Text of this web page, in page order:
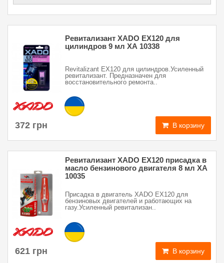
Ревитализант XADO EX120 для
цилиндров 9 мл ХА 10338
Revitalizant EX120 для цилиндров.Усиленный
ревитализант. Предназначен для
восстановительного ремонта..
372 грн В корзину
Ревитализант XADO EX120 присадка в
масло бензинового двигателя 8 мл XA
10035
Присадка в двигатель XADO EX120 для
бензиновых двигателей и работающих на
газу.Усиленный ревитализан..
621 грн В корзину